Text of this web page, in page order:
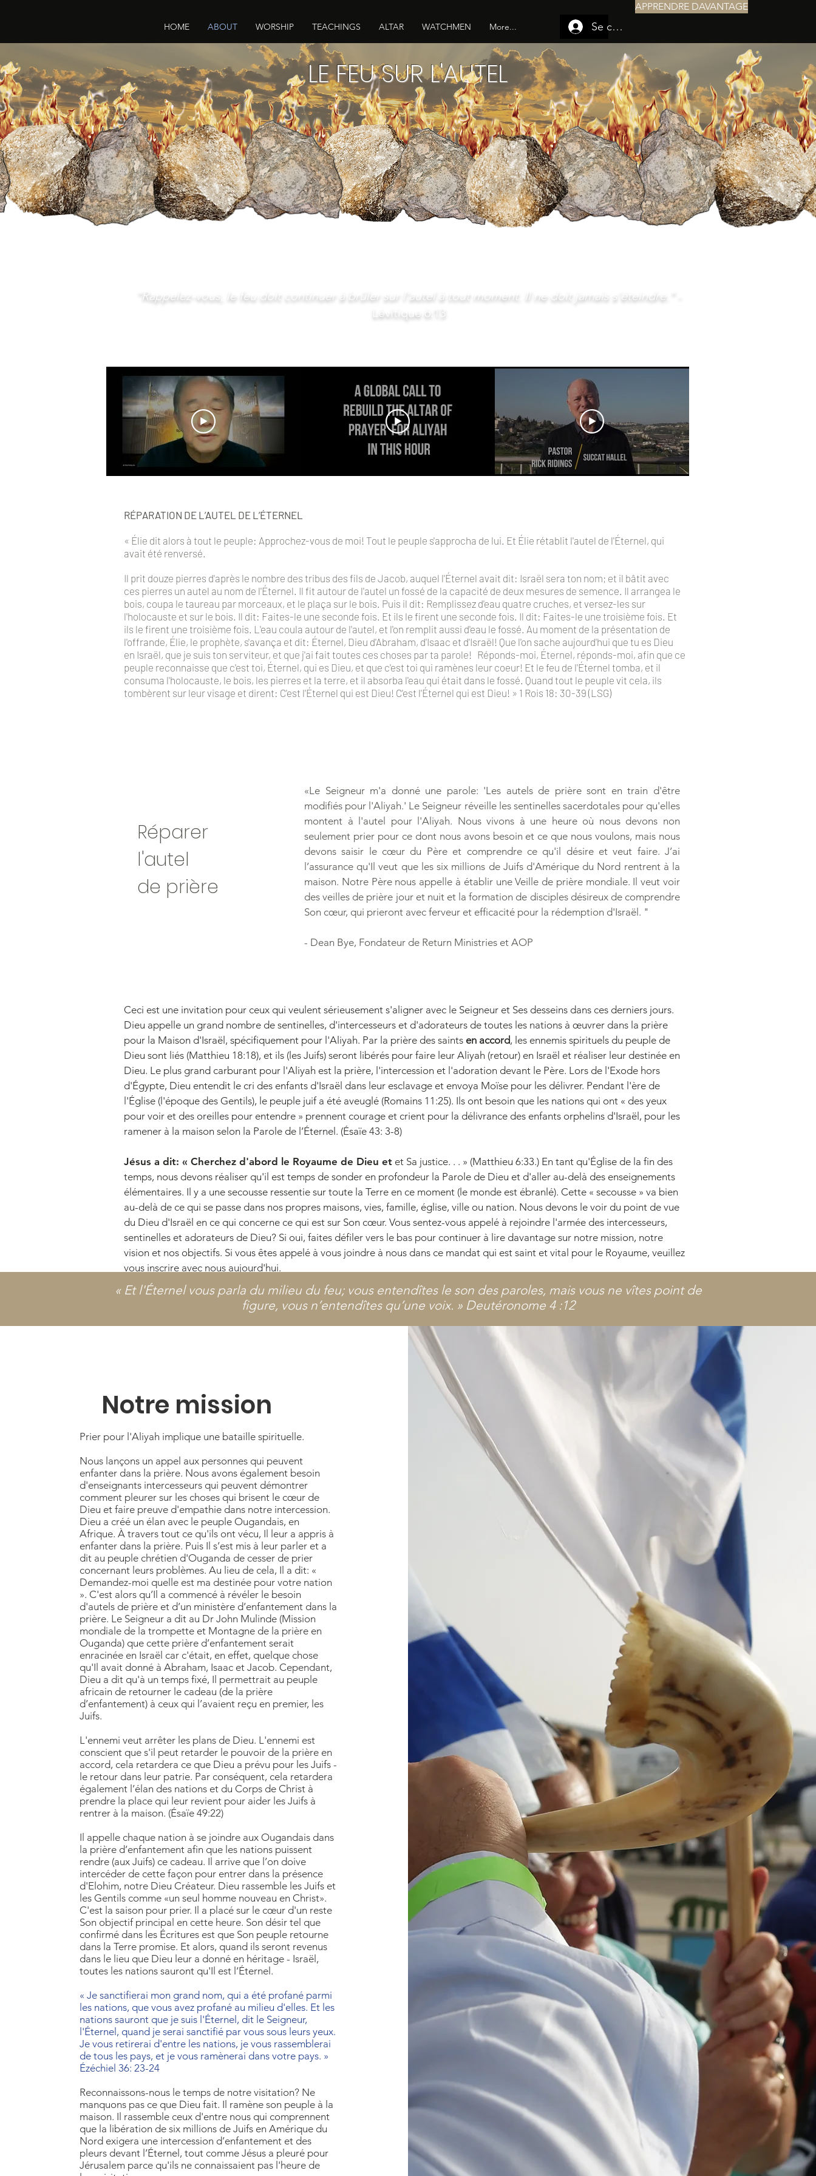
HOME ABOUT WORSHIP TEACHINGS ALTAR WATCHMEN More... Se connecter
APPRENDRE DAVANTAGE
LE FEU SUR L'AUTEL
"Rappelez-vous, le feu doit continuer à brûler sur l'autel à tout moment. Il ne doit jamais s'éteindre."
Lévitique 6:13
RÉPARATION DE L’AUTEL DE L’ÉTERNEL
« Élie dit alors à tout le peuple: Approchez-vous de moi! Tout le peuple s'approcha de lui. Et Élie rétablit l'autel de l'Éternel, qui
avait été renversé.
Il prit douze pierres d'après le nombre des tribus des fils de Jacob, auquel l'Éternel avait dit: Israël sera ton nom; et il bâtit avec
ces pierres un autel au nom de l'Éternel. Il fit autour de l'autel un fossé de la capacité de deux mesures de semence. Il arrangea le
bois, coupa le taureau par morceaux, et le plaça sur le bois. Puis il dit: Remplissez d'eau quatre cruches, et versez-les sur
l'holocauste et sur le bois. Il dit: Faites-le une seconde fois. Et ils le firent une seconde fois. Il dit: Faites-le une troisième fois. Et
ils le firent une troisième fois. L'eau coula autour de l'autel, et l'on remplit aussi d'eau le fossé. Au moment de la présentation de
l'offrande, Élie, le prophète, s'avança et dit: Éternel, Dieu d'Abraham, d'Isaac et d'Israël! Que l'on sache aujourd'hui que tu es Dieu
en Israël, que je suis ton serviteur, et que j'ai fait toutes ces choses par ta parole! Réponds-moi, Éternel, réponds-moi, afin que ce
peuple reconnaisse que c'est toi, Éternel, qui es Dieu, et que c'est toi qui ramènes leur coeur! Et le feu de l'Éternel tomba, et il
consuma l'holocauste, le bois, les pierres et la terre, et il absorba l'eau qui était dans le fossé. Quand tout le peuple vit cela, ils
tombèrent sur leur visage et dirent: C'est l'Éternel qui est Dieu! C'est l'Éternel qui est Dieu! » 1 Rois 18: 30-39 (LSG)
Réparer
l'autel
de prière
«Le Seigneur m'a donné une parole: 'Les autels de prière sont en train d'être
modifiés pour l'Aliyah.' Le Seigneur réveille les sentinelles sacerdotales pour qu'elles
montent à l'autel pour l'Aliyah. Nous vivons à une heure où nous devons non
seulement prier pour ce dont nous avons besoin et ce que nous voulons, mais nous
devons saisir le cœur du Père et comprendre ce qu'il désire et veut faire. J’ai
l’assurance qu'Il veut que les six millions de Juifs d'Amérique du Nord rentrent à la
maison. Notre Père nous appelle à établir une Veille de prière mondiale. Il veut voir
des veilles de prière jour et nuit et la formation de disciples désireux de comprendre
Son cœur, qui prieront avec ferveur et efficacité pour la rédemption d'Israël. "
- Dean Bye, Fondateur de Return Ministries et AOP
Ceci est une invitation pour ceux qui veulent sérieusement s'aligner avec le Seigneur et Ses desseins dans ces derniers jours.
Dieu appelle un grand nombre de sentinelles, d'intercesseurs et d'adorateurs de toutes les nations à œuvrer dans la prière
pour la Maison d'Israël, spécifiquement pour l'Aliyah. Par la prière des saints en accord, les ennemis spirituels du peuple de
Dieu sont liés (Matthieu 18:18), et ils (les Juifs) seront libérés pour faire leur Aliyah (retour) en Israël et réaliser leur destinée en
Dieu. Le plus grand carburant pour l'Aliyah est la prière, l'intercession et l'adoration devant le Père. Lors de l'Exode hors
d'Égypte, Dieu entendit le cri des enfants d'Israël dans leur esclavage et envoya Moïse pour les délivrer. Pendant l'ère de
l'Église (l'époque des Gentils), le peuple juif a été aveuglé (Romains 11:25). Ils ont besoin que les nations qui ont « des yeux
pour voir et des oreilles pour entendre » prennent courage et crient pour la délivrance des enfants orphelins d'Israël, pour les
ramener à la maison selon la Parole de l’Éternel. (Ésaïe 43: 3-8)
Jésus a dit: « Cherchez d'abord le Royaume de Dieu et et Sa justice. . . » (Matthieu 6:33.) En tant qu'Église de la fin des
temps, nous devons réaliser qu'il est temps de sonder en profondeur la Parole de Dieu et d'aller au-delà des enseignements
élémentaires. Il y a une secousse ressentie sur toute la Terre en ce moment (le monde est ébranlé). Cette « secousse » va bien
au-delà de ce qui se passe dans nos propres maisons, vies, famille, église, ville ou nation. Nous devons le voir du point de vue
du Dieu d'Israël en ce qui concerne ce qui est sur Son cœur. Vous sentez-vous appelé à rejoindre l'armée des intercesseurs,
sentinelles et adorateurs de Dieu? Si oui, faites défiler vers le bas pour continuer à lire davantage sur notre mission, notre
vision et nos objectifs. Si vous êtes appelé à vous joindre à nous dans ce mandat qui est saint et vital pour le Royaume, veuillez
vous inscrire avec nous aujourd'hui.
« Et l'Éternel vous parla du milieu du feu; vous entendîtes le son des paroles, mais vous ne vîtes point de
figure, vous n’entendîtes qu’une voix. » Deutéronome 4 :12
Notre mission
Prier pour l'Aliyah implique une bataille spirituelle.
Nous lançons un appel aux personnes qui peuvent
enfanter dans la prière. Nous avons également besoin
d'enseignants intercesseurs qui peuvent démontrer
comment pleurer sur les choses qui brisent le cœur de
Dieu et faire preuve d'empathie dans notre intercession.
Dieu a créé un élan avec le peuple Ougandais, en
Afrique. À travers tout ce qu'ils ont vécu, Il leur a appris à
enfanter dans la prière. Puis Il s’est mis à leur parler et a
dit au peuple chrétien d'Ouganda de cesser de prier
concernant leurs problèmes. Au lieu de cela, Il a dit: «
Demandez-moi quelle est ma destinée pour votre nation
». C'est alors qu’Il a commencé à révéler le besoin
d'autels de prière et d’un ministère d’enfantement dans la
prière. Le Seigneur a dit au Dr John Mulinde (Mission
mondiale de la trompette et Montagne de la prière en
Ouganda) que cette prière d’enfantement serait
enracinée en Israël car c'était, en effet, quelque chose
qu'Il avait donné à Abraham, Isaac et Jacob. Cependant,
Dieu a dit qu'à un temps fixé, Il permettrait au peuple
africain de retourner le cadeau (de la prière
d’enfantement) à ceux qui l’avaient reçu en premier, les
Juifs.
L'ennemi veut arrêter les plans de Dieu. L'ennemi est
conscient que s'il peut retarder le pouvoir de la prière en
accord, cela retardera ce que Dieu a prévu pour les Juifs -
le retour dans leur patrie. Par conséquent, cela retardera
également l’élan des nations et du Corps de Christ à
prendre la place qui leur revient pour aider les Juifs à
rentrer à la maison. (Ésaïe 49:22)
Il appelle chaque nation à se joindre aux Ougandais dans
la prière d’enfantement afin que les nations puissent
rendre (aux Juifs) ce cadeau. Il arrive que l’on doive
intercéder de cette façon pour entrer dans la présence
d'Elohim, notre Dieu Créateur. Dieu rassemble les Juifs et
les Gentils comme «un seul homme nouveau en Christ».
C'est la saison pour prier. Il a placé sur le cœur d'un reste
Son objectif principal en cette heure. Son désir tel que
confirmé dans les Écritures est que Son peuple retourne
dans la Terre promise. Et alors, quand ils seront revenus
dans le lieu que Dieu leur a donné en héritage - Israël,
toutes les nations sauront qu'Il est l‘Éternel.
« Je sanctifierai mon grand nom, qui a été profané parmi
les nations, que vous avez profané au milieu d'elles. Et les
nations sauront que je suis l'Éternel, dit le Seigneur,
l'Éternel, quand je serai sanctifié par vous sous leurs yeux.
Je vous retirerai d'entre les nations, je vous rassemblerai
de tous les pays, et je vous ramènerai dans votre pays. »
Ézéchiel 36: 23-24
Reconnaissons-nous le temps de notre visitation? Ne
manquons pas ce que Dieu fait. Il ramène son peuple à la
maison. Il rassemble ceux d'entre nous qui comprennent
que la libération de six millions de Juifs en Amérique du
Nord exigera une intercession d’enfantement et des
pleurs devant l’Éternel, tout comme Jésus a pleuré pour
Jérusalem parce qu'ils ne connaissaient pas l'heure de